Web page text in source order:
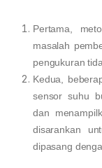
Pertama,
masalah
pengukuran
Kedua,
sensor suhu
dan
disarankan
dipasang